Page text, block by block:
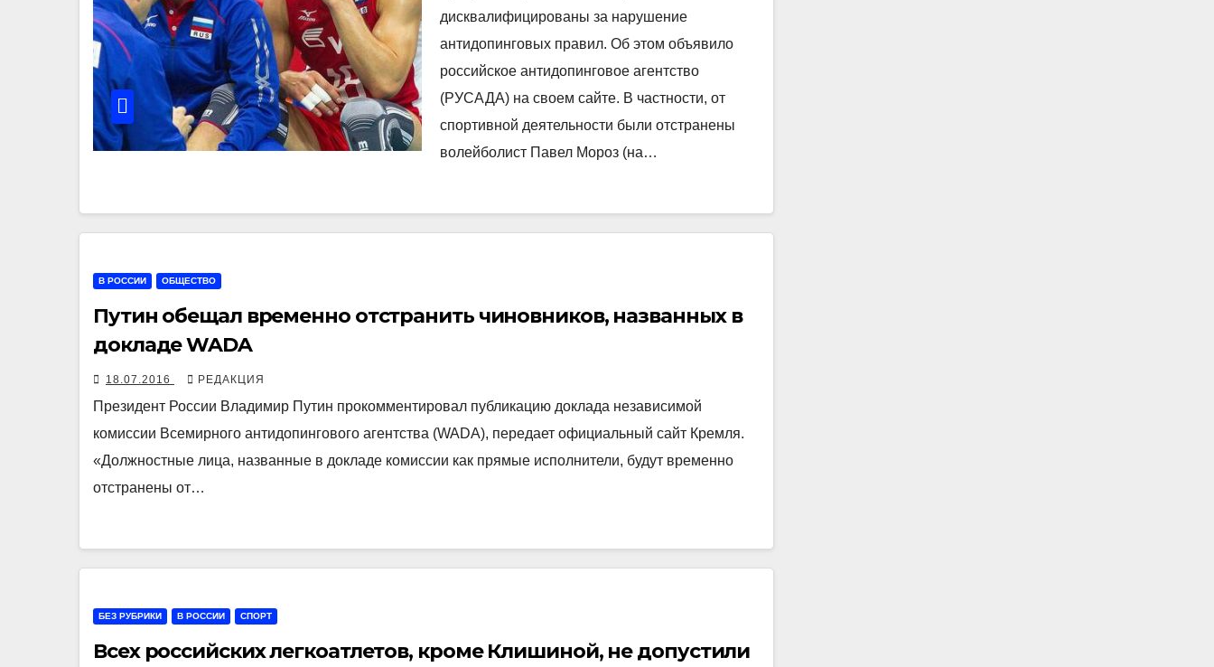
дисквалифицированы за нарушение
антидопинговых правил. Об этом объявило
российское антидопинговое агентство
(РУСАДА) на своем сайте. В частности, от
спортивной деятельности были отстранены
волейболист Павел Мороз (на…
В РОССИИ ОБЩЕСТВО
Путин обещал временно отстранить чиновников, названных в
докладе WADA
18.07.2016 РЕДАКЦИЯ
Президент России Владимир Путин прокомментировал публикацию доклада независимой
комиссии Всемирного антидопингового агентства (WADA), передает официальный сайт Кремля.
«Должностные лица, названные в докладе комиссии как прямые исполнители, будут временно
отстранены от…
БЕЗ РУБРИКИ В РОССИИ СПОРТ
Всех российских легкоатлетов, кроме Клишиной, не допустили